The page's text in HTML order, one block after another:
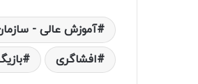
آموزش عالی -
افشاگری‌